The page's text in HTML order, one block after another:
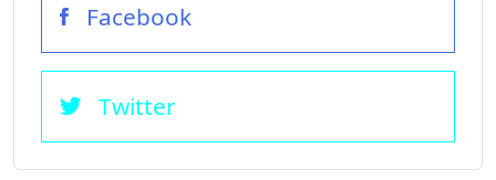
Facebook
Twitter